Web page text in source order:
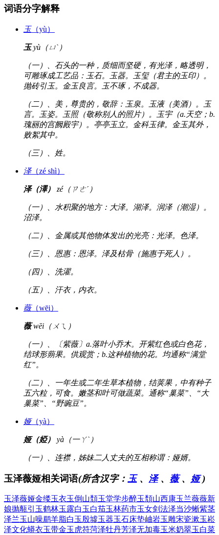
词语分字解释
玉（yù）
玉yù（ㄩˋ）
（一）、石头的一种，质细而坚硬，有光泽，略透明，
可雕琢成工艺品：玉石。玉器。玉玺（君主的玉印）。
抛砖引玉。金玉良言。玉不琢，不成器。
（二）、美，尊贵的，敬辞：玉泉。玉液（美酒）。玉
言。玉姿。玉照（敬称别人的照片）。玉宇（a.天空；b.
瑰丽的宫阙殿宇）。亭亭玉立。金科玉律。金玉其外，
败絮其中。
（三）、姓。
泽（zé shì）
泽（澤） zé（ㄗㄜˊ）
（一）、水积聚的地方：大泽。湖泽。润泽（潮湿）。
沼泽。
（二）、金属或其他物体发出的光亮：光泽。色泽。
（三）、恩惠：恩泽。泽及枯骨（施惠于死人）。
（四）、洗濯。
（五）、汗衣，内衣。
薇（wēi）
薇wēi（ㄨㄟ）
（一）、〔紫薇〕a.落叶小乔木。开紫红色或白色花，
结球形蒴果。供观赏；b.这种植物的花。均通称“满堂
红”。
（二）、一年生或二年生草本植物，结荚果，中有种子
五六粒，可食。嫩茎和叶可做蔬菜。通称“巢菜”、“大
巢菜”、“野豌豆”。
娅（yà）
娅（婭） yà（一ㄚˋ）
（一）、连襟，姊妹二人丈夫的互相称谓：娅婿。
玉泽薇娅相关词语(所含汉字： 玉、 泽、 薇、 娅)
玉泽薇娅金缕玉衣玉倒山頽玉堂学步醉玉頽山西康玉兰薇薇新
娘抛甎引玉鹤林玉露白玉白茄玉林药市玉女剑法泽当沙蜥紫茎
泽兰玉山噪鹛羊脂白玉殷墟玉器玉石床垫岫岩玉雕宋瓷漱玉崧
泽文化蟒衣玉带金玉虎符菏泽牡丹芳泽无加毒玉米奶翠玉白菜